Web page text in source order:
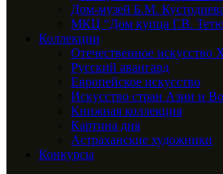
Дом-музей Б.М.
МКЦ “Дом купца Г.В.
Коллекции
Отечественное искусство
Русский авангард
Европейское искусство
Искусство стран Азии и
Книжная коллекция
Картина дня
Астраханские художники
Конкурсы